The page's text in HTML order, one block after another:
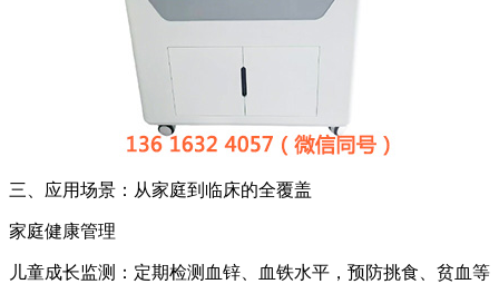
三、应用场景：从家庭到临床的全覆盖
家庭健康管理
儿童成长监测：定期检测血锌、血铁水平，预防挑食、贫血等